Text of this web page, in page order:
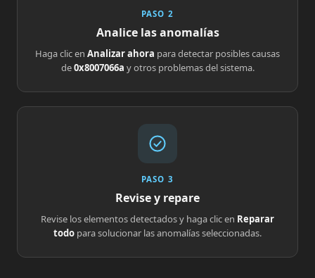
PASO 2
Analice las anomalías
Haga clic en Analizar ahora para detectar posibles causas
de0x8007066a y otros problemas del sistema.
PASO 3
Revise y repare
Revise los elementos detectados y haga clic en Reparar
todo para solucionar las anomalías seleccionadas.